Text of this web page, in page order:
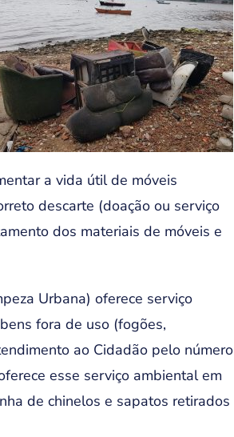
a vida útil de móveis
descarte (doação ou serviço
dos materiais de móveis e
Urbana) oferece serviço
fora de uso (fogões,
ao Cidadão pelo número
esse serviço ambiental em
de chinelos e sapatos retirados